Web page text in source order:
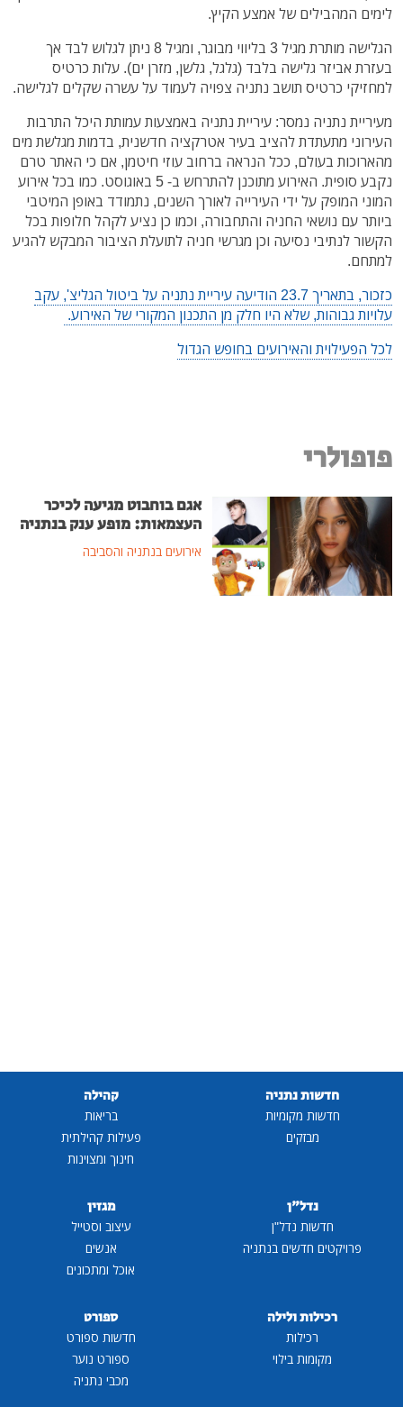
לימים המהבילים של אמצע הקיץ.
הגלישה מותרת מגיל 3 בליווי מבוגר, ומגיל 8 ניתן לגלוש לבד אך
בעזרת אביזר גלישה בלבד (גלגל, גלשן, מזרן ים). עלות כרטיס
למחזיקי כרטיס תושב נתניה צפויה לעמוד על עשרה שקלים לגלישה.
מעיריית נתניה נמסר: עיריית נתניה באמצעות עמותת היכל התרבות
העירוני מתעתדת להציב בעיר אטרקציה חדשנית, בדמות מגלשת מים
מהארוכות בעולם, ככל הנראה ברחוב עוזי חיטמן, אם כי האתר טרם
נקבע סופית. האירוע מתוכנן להתרחש ב- 5 באוגוסט. כמו בכל אירוע
המוני המופק על ידי העירייה לאורך השנים, נתמודד באופן המיטבי
ביותר עם נושאי החניה והתחבורה, וכמו כן נציע לקהל חלופות בכל
הקשור לנתיבי נסיעה וכן מגרשי חניה לתועלת הציבור המבקש להגיע
למתחם.
כזכור, בתאריך 23.7 הודיעה עיריית נתניה על ביטול הגליצ', עקב
עלויות גבוהות, שלא היו חלק מן התכנון המקורי של האירוע.
לכל הפעילוית והאירועים בחופש הגדול
פופולרי
אגם בוחבוט מגיעה לכיכר
העצמאות: מופע ענק בנתניה
אירועים בנתניה והסביבה
חדשות נתניה
חדשות מקומיות
מבזקים
קהילה
בריאות
פעילות קהילתית
חינוך ומצוינות
נדל"ן
חדשות נדל"ן
פרויקטים חדשים בנתניה
מגזין
עיצוב וסטייל
אנשים
אוכל ומתכונים
רכילות ולילה
רכילות
מקומות בילוי
ספורט
חדשות ספורט
ספורט נוער
מכבי נתניה